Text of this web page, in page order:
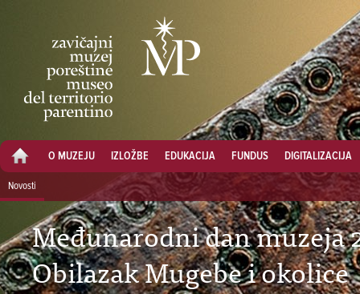
O MUZEJU IZLOŽBE EDUKACIJA FUNDUS DIGITALIZACIJA
Novosti
Međunarodni dan muzeja
Obilazak Mugebe i okolice